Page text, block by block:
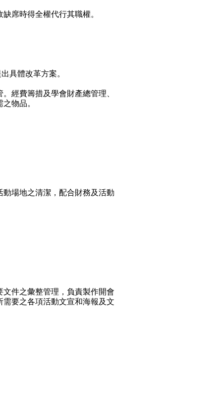
席時得全權代行其職權。
具體改革方案。
經費籌措及學會財產總管理、
物品。
場地之清潔，配合財務及活動
件之彙整管理，負責製作開會
要之各項活動文宣和海報及文